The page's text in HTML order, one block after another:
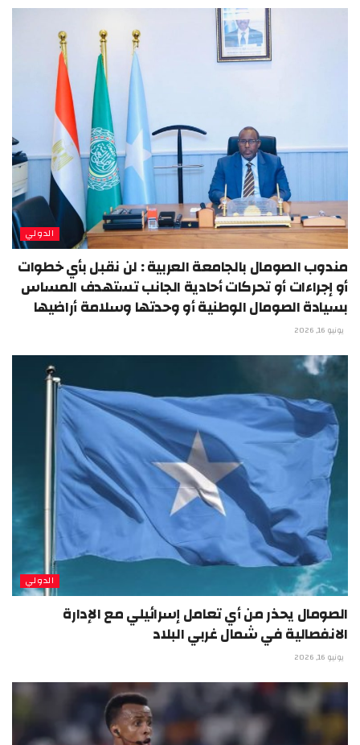
الدولي
مندوب الصومال بالجامعة العربية : لن نقبل بأي خطوات
أو إجراءات أو تحركات أحادية الجانب تستهدف المساس
بسيادة الصومال الوطنية أو وحدتها وسلامة أراضيها
يونيو 16, 2026
الدولي
الصومال يحذر من أي تعامل إسرائيلي مع الإدارة
الانفصالية في شمال غربي البلاد
يونيو 16, 2026